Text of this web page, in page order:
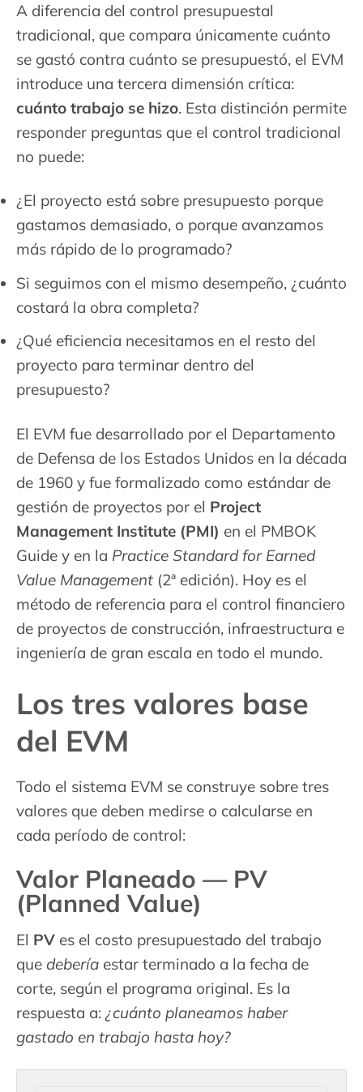
A diferencia del control presupuestal
tradicional, que compara únicamente cuánto
se gastó contra cuánto se presupuestó, el EVM
introduce una tercera dimensión crítica:
cuánto trabajo se hizo. Esta distinción permite
responder preguntas que el control tradicional
no puede:
¿El proyecto está sobre presupuesto porque
gastamos demasiado, o porque avanzamos
más rápido de lo programado?
Si seguimos con el mismo desempeño, ¿cuánto
costará la obra completa?
¿Qué eficiencia necesitamos en el resto del
proyecto para terminar dentro del
presupuesto?
El EVM fue desarrollado por el Departamento
de Defensa de los Estados Unidos en la década
de 1960 y fue formalizado como estándar de
gestión de proyectos por el Project
Management Institute (PMI) en el PMBOK
Guide y en la Practice Standard for Earned
Value Management (2ª edición). Hoy es el
método de referencia para el control financiero
de proyectos de construcción, infraestructura e
ingeniería de gran escala en todo el mundo.
Los tres valores base
del EVM
Todo el sistema EVM se construye sobre tres
valores que deben medirse o calcularse en
cada período de control:
Valor Planeado — PV
(Planned Value)
El PV es el costo presupuestado del trabajo
que debería estar terminado a la fecha de
corte, según el programa original. Es la
respuesta a: ¿cuánto planeamos haber
gastado en trabajo hasta hoy?